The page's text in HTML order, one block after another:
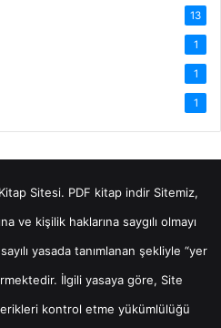
13
1
1
1
Sitesi. PDF kitap indirSitemiz,
ve kişilik haklarına saygılı olmayı
yasada tanımlanan şekliyle “yer
İlgili yasaya göre, Site
kontrol etme yükümlülüğü